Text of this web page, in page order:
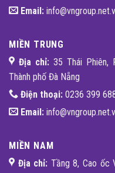
Email:
MIỀN TRUNG
Địa chỉ: 35 Thái Phiên,
Thành phố Đà Nẵng
Điện thoại: 0236 399
Email:
MIỀN NAM
Địa chỉ: Tầng 8, Cao ốc